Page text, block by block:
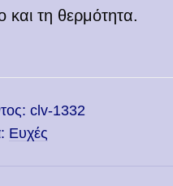
και τη θερμότητα.
clv-1332
Ευχές